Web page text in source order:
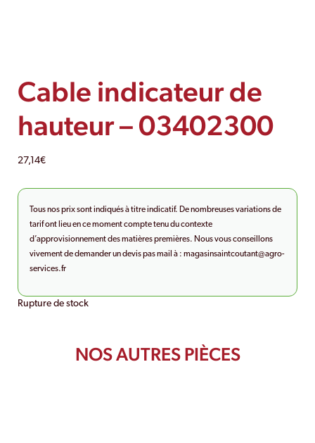
Cable indicateur de
hauteur – 03402300
27,14€
Tous nos prix sont indiqués à titre indicatif. De nombreuses variations de
tarif ont lieu en ce moment compte tenu du contexte
d’approvisionnement des matières premières. Nous vous conseillons
vivement de demander un devis pas mail à : magasinsaintcoutant@agro-
services.fr
Rupture de stock
NOS AUTRES PIÈCES